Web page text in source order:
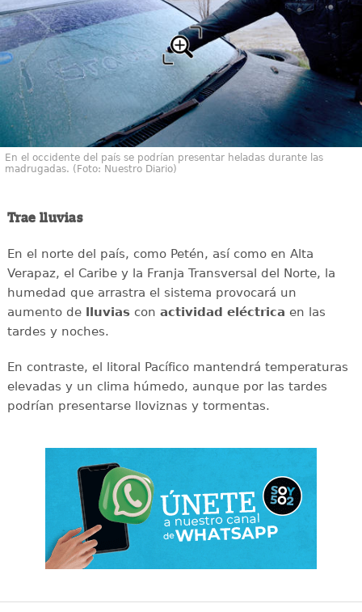
En el occidente del país se podrían presentar heladas durante las
madrugadas. (Foto: Nuestro Diario)
Trae lluvias
En el norte del país, como Petén, así como en Alta
Verapaz, el Caribe y la Franja Transversal del Norte, la
humedad que arrastra el sistema provocará un
aumento de lluviascon actividad eléctrica en las
tardes y noches.
En contraste, el litoral Pacífico mantendrá temperaturas
elevadas y un clima húmedo, aunque por las tardes
podrían presentarse lloviznas y tormentas.